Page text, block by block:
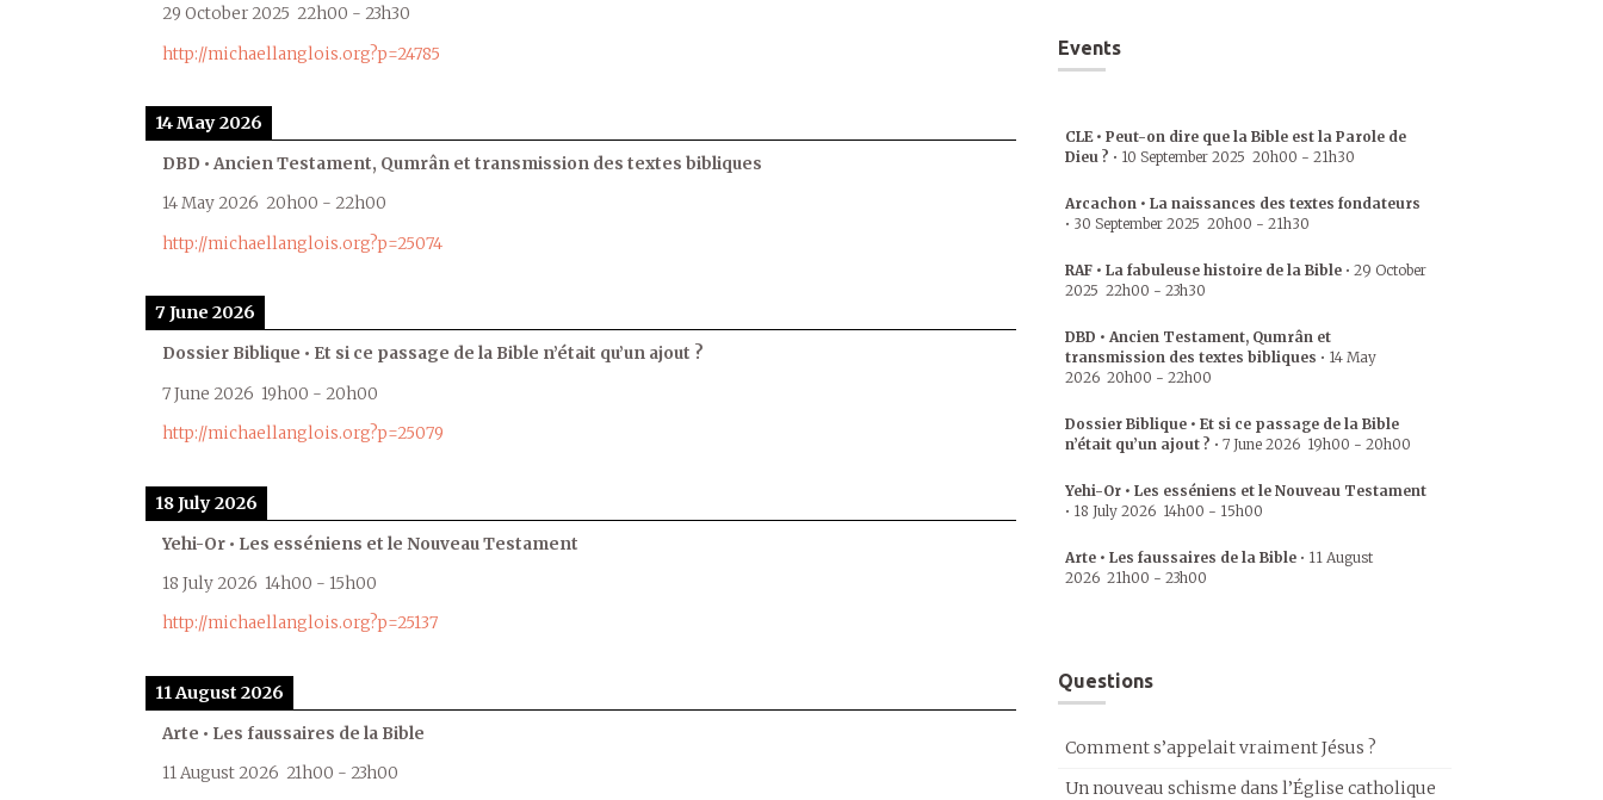
29 October 2025 22h00 - 23h30
http://michaellanglois.org?p=24785
14 May 2026
DBD • Ancien Testament, Qumrân et transmission des textes bibliques
14 May 2026 20h00 - 22h00
http://michaellanglois.org?p=25074
7 June 2026
Dossier Biblique • Et si ce passage de la Bible n’était qu’un ajout ?
7 June 2026 19h00 - 20h00
http://michaellanglois.org?p=25079
18 July 2026
Yehi-Or • Les esséniens et le Nouveau Testament
18 July 2026 14h00 - 15h00
http://michaellanglois.org?p=25137
11 August 2026
Arte • Les faussaires de la Bible
11 August 2026 21h00 - 23h00
Events
CLE • Peut-on dire que la Bible est la Parole de
Dieu ? • 10 September 2025 20h00 - 21h30
Arcachon • La naissances des textes fondateurs
• 30 September 2025 20h00 - 21h30
RAF • La fabuleuse histoire de la Bible • 29 October
2025 22h00 - 23h30
DBD • Ancien Testament, Qumrân et
transmission des textes bibliques • 14 May
2026 20h00 - 22h00
Dossier Biblique • Et si ce passage de la Bible
n’était qu’un ajout ? • 7 June 2026 19h00 - 20h00
Yehi-Or • Les esséniens et le Nouveau Testament
• 18 July 2026 14h00 - 15h00
Arte • Les faussaires de la Bible • 11 August
2026 21h00 - 23h00
Questions
Comment s’appelait vraiment Jésus ?
Un nouveau schisme dans l’Église catholique